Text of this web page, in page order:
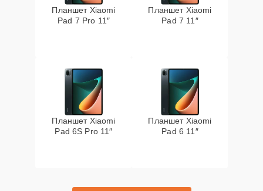
Планшет Xiaomi
Pad 7 Pro 11″
Планшет Xiaomi
Pad 7 11″
Планшет Xiaomi
Pad 6S Pro 11″
Планшет Xiaomi
Pad 6 11″